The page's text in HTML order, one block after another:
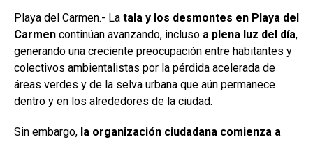
Playa del Carmen.- La tala y los desmontes en Playa del
Carmen continúan avanzando, incluso a plena luz del día,
generando una creciente preocupación entre habitantes y
colectivos ambientalistas por la pérdida acelerada de
áreas verdes y de la selva urbana que aún permanece
dentro y en los alrededores de la ciudad.
Sin embargo, la organización ciudadana comienza a